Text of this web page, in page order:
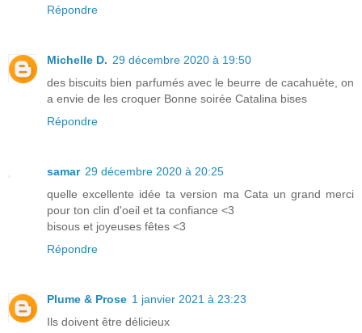
Répondre
Michelle D. 29 décembre 2020 à 19:50
des biscuits bien parfumés avec le beurre de cacahuète, on
a envie de les croquer Bonne soirée Catalina bises
Répondre
samar 29 décembre 2020 à 20:25
quelle excellente idée ta version ma Cata un grand merci
pour ton clin d'oeil et ta confiance <3
bisous et joyeuses fêtes <3
Répondre
Plume & Prose 1 janvier 2021 à 23:23
Ils doivent être délicieux